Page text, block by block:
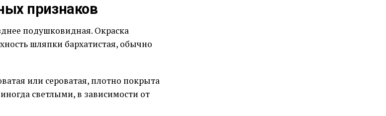
признаков
подушковидная. Окраска
шляпки бархатистая, обычно
или сероватая, плотно покрыта
светлыми, в зависимости от